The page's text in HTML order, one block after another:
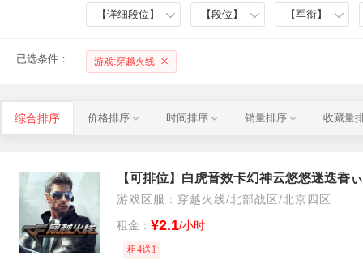
【详细段位】 【段位】 【军衔】
已选条件： 游戏:穿越火线
综合排序 价格排序 时间排序 销量排序 收藏量
【可排位】白虎音效卡幻神云悠悠迷迭香
游戏区服：穿越火线/北部战区/北京四区
租金： ¥2.1/小时
租4送1